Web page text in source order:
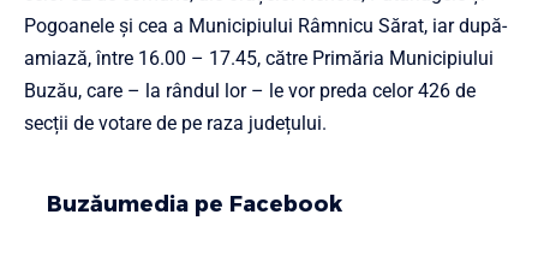
Pogoanele și cea a Municipiului Râmnicu Sărat, iar după-
amiază, între 16.00 – 17.45, către Primăria Municipiului
Buzău, care – la rândul lor – le vor preda celor 426 de
secții de votare de pe raza județului.
Buzăumedia pe Facebook